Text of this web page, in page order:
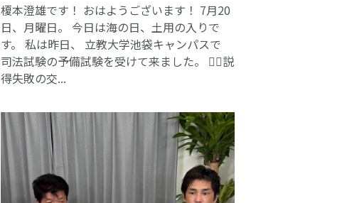
榎本澄雄です！ おはようございます！ 7月20
日、月曜日。 今日は海の日、土用の入りで
す。 私は昨日、 立教大学池袋キャンパスで
司法試験の予備試験を受けて来ました。 🕵️‍♂️説
得失敗の交...